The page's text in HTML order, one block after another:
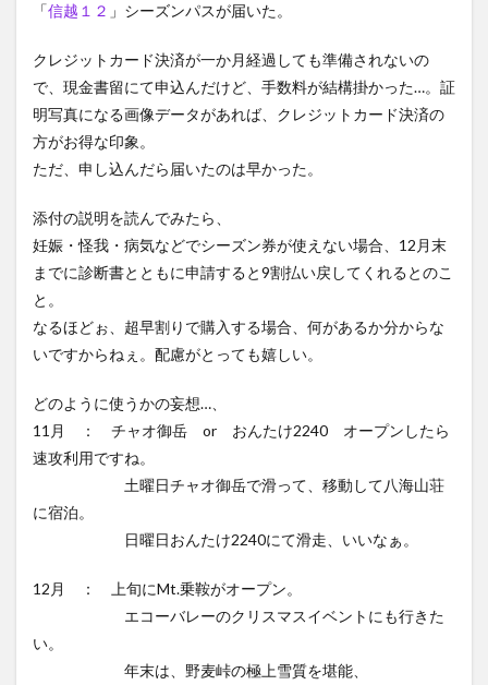
「信越１２ 」シーズンパスが届いた。
クレジットカード決済が一か月経過しても準備されないの
で、現金書留にて申込んだけど、手数料が結構掛かった…。証
明写真になる画像データがあれば、クレジットカード決済の
方がお得な印象。
ただ、申し込んだら届いたのは早かった。
添付の説明を読んでみたら、
妊娠・怪我・病気などでシーズン券が使えない場合、12月末
までに診断書とともに申請すると9割払い戻してくれるとのこ
と。
なるほどぉ、超早割りで購入する場合、何があるか分からな
いですからねぇ。配慮がとっても嬉しい。
どのように使うかの妄想…、
11月 ： チャオ御岳 or おんたけ2240 オープンしたら
速攻利用ですね。
土曜日チャオ御岳で滑って、移動して八海山荘
に宿泊。
日曜日おんたけ2240にて滑走、いいなぁ。
12月 ： 上旬にMt.乗鞍がオープン。
エコーバレーのクリスマスイベントにも行きた
い。
年末は、野麦峠の極上雪質を堪能、